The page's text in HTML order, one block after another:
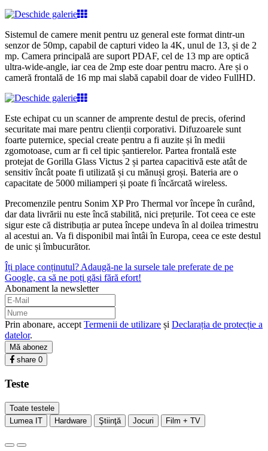
Sistemul de camere menit pentru uz general este format dintr-un
senzor de 50mp, capabil de capturi video la 4K, unul de 13, și de 2
mp. Camera principală are suport PDAF, cel de 13 mp are optică
ultra-wide-angle, iar cea de 2mp este doar pentru macro. Are și o
cameră frontală de 16 mp mai slabă capabil doar de video FullHD.
Este echipat cu un scanner de amprente destul de precis, oferind
securitate mai mare pentru clienții corporativi. Difuzoarele sunt
foarte puternice, special create pentru a fi auzite și în medii
zgomotoase, cum ar fi cel tipic șantierelor. Partea frontală este
protejat de Gorilla Glass Victus 2 și partea capacitivă este atât de
sensitiv încât poate fi utilizată și cu mănuși groși. Bateria are o
capacitate de 5000 miliamperi și poate fi încărcată wireless.
Precomenzile pentru Sonim XP Pro Thermal vor începe în curând,
dar data livrării nu este încă stabilită, nici prețurile. Tot ceea ce este
sigur este că distribuția ar putea începe undeva în al doilea trimestru
al acestui an. Va fi disponibil mai întâi în Europa, ceea ce este destul
de unic și îmbucurător.
Îți place conținutul? Adaugă-ne la sursele tale preferate de pe
Google, ca să ne poți găsi fără efort!
Abonament la newsletter
Prin abonare, accept Termenii de utilizare și Declarația de protecție a
datelor.
Mă abonez
share 0
Teste
Toate testele
Lumea IT
Hardware Ştiinţă Jocuri Film + TV